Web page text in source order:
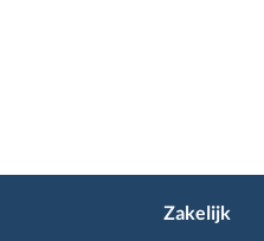
Zakelijk